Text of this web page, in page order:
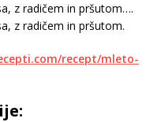
z radičem in pršutom….
z radičem in pršutom.
recept/mleto-